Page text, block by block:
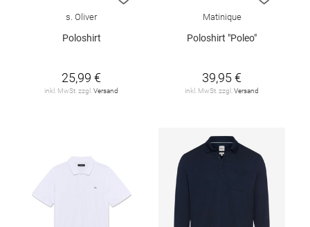
s. Oliver
Poloshirt
25,99 €
inkl. MwSt. zzgl.Versand
Matinique
Poloshirt "Poleo"
39,95 €
inkl. MwSt. zzgl.Versand